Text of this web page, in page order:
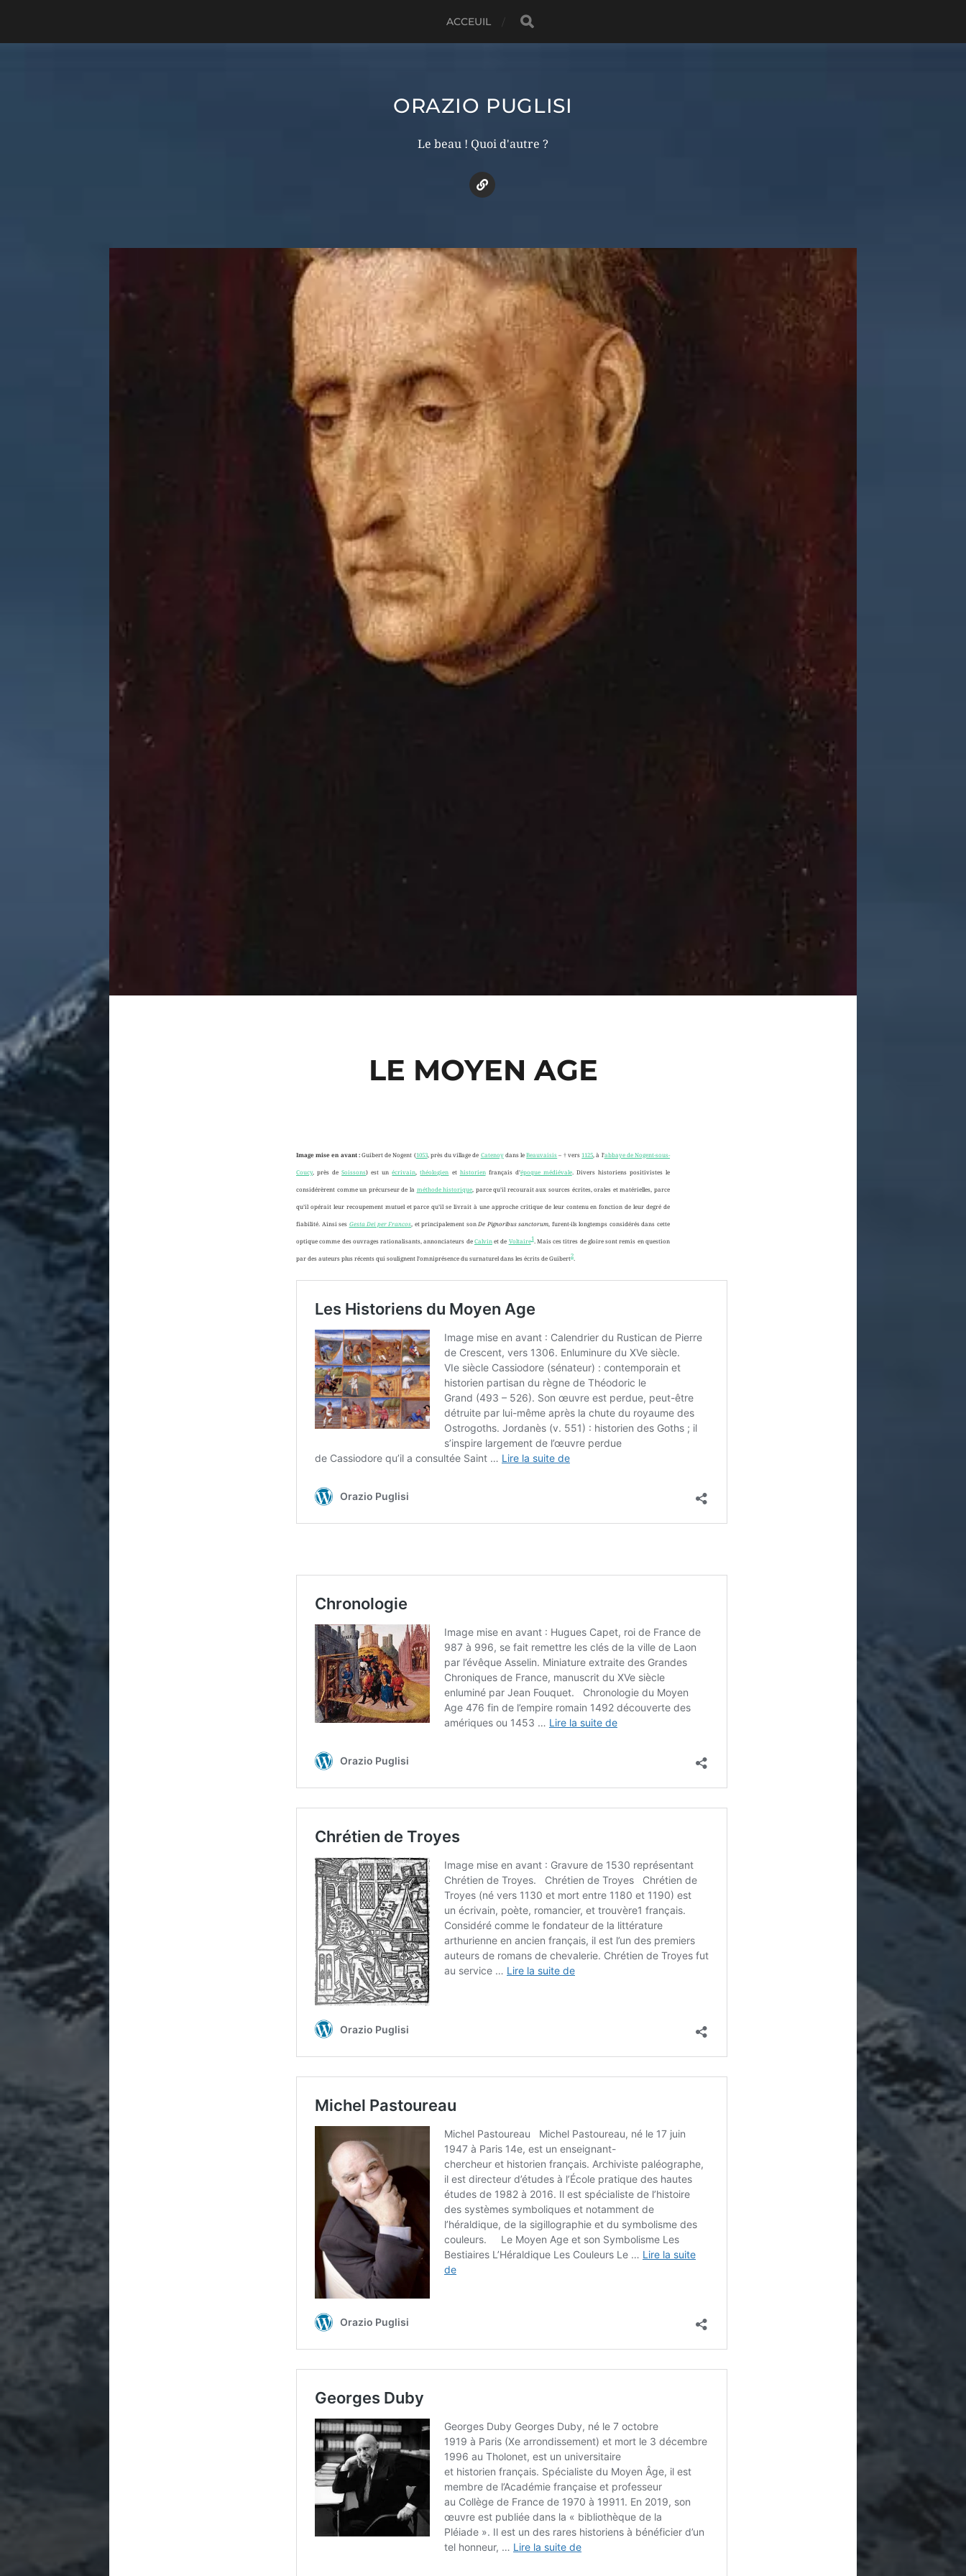
ACCEUIL
ORAZIO PUGLISI
Le beau ! Quoi d'autre ?
LE MOYEN AGE
Image mise en avant : Guibert de Nogent (1053, près du village de Catenoydans leBeauvaisis – † vers1125, à l’abbaye de Nogent-sous-
Coucy, près deSoissons) est unécrivain,théologien et historienfrançais d’époque médiévale. Divers historiens positivistes le
considérèrent comme un précurseur de la méthode historique, parce qu’il recourait aux sources écrites, orales et matérielles, parce
qu’il opérait leur recoupement mutuel et parce qu’il se livrait à une approche critique de leur contenu en fonction de leur degré de
fiabilité. Ainsi ses Gesta Dei per Francos, et principalement sonDe Pignoribus sanctorum, furent-ils longtemps considérés dans cette
optique comme des ouvrages rationalisants, annonciateurs de Calvinet de Voltaire1. Mais ces titres de gloire sont remis en question
par des auteurs plus récents qui soulignent l’omniprésence du surnaturel dans les écrits de Guibert2.